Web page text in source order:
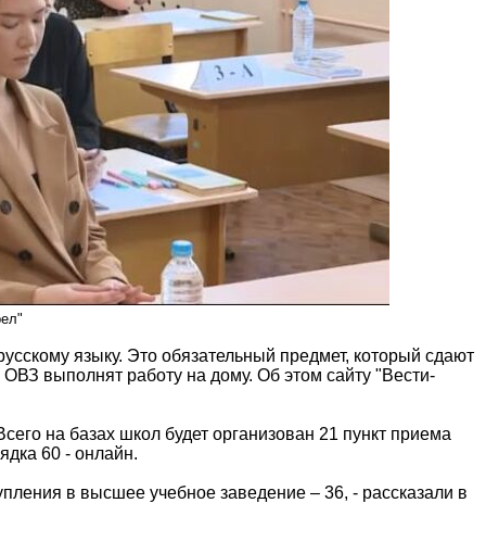
языку. Это обязательный предмет, который сдают
выполнят работу на дому. Об этом сайту "Вести-
на базах школ будет организован 21 пункт приема
60 - онлайн.
в высшее учебное заведение – 36, - рассказали в